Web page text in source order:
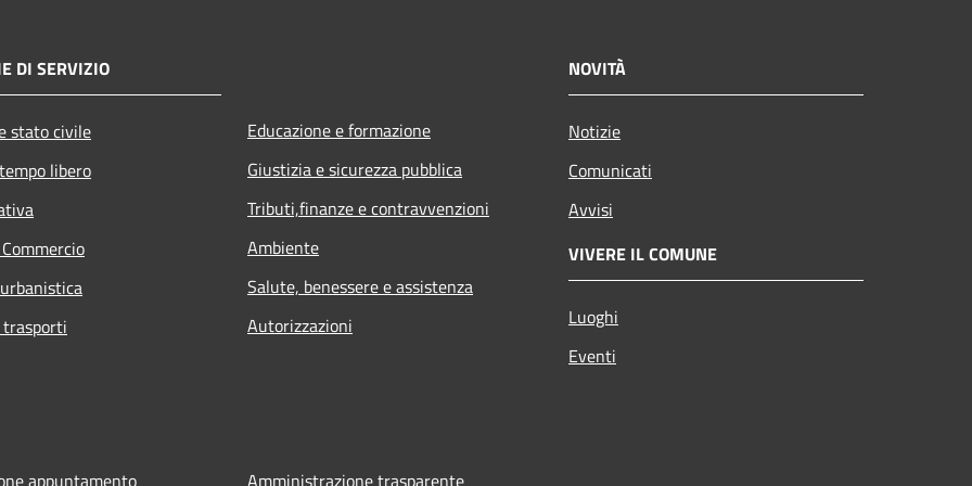
DI SERVIZIO
stato civile
libero
Educazione e formazione
Giustizia e sicurezza pubblica
Tributi,finanze e contravvenzioni
Ambiente
Salute, benessere e assistenza
Autorizzazioni
NOVITÀ
Notizie
Comunicati
Avvisi
VIVERE IL COMUNE
Luoghi
Eventi
appuntamento Amministrazione trasparente